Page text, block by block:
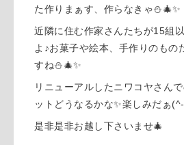
た作りまぁす、作らなきゃ⛄🎄✨
近隣に住む作家さんたちが15組
よ♪お菓子や絵本、手作りのもの
すね⛄🎄✨
リニューアルしたニワコヤさん
ットどうなるかな✨楽しみだぁ
是非是非お越し下さいませ🎄